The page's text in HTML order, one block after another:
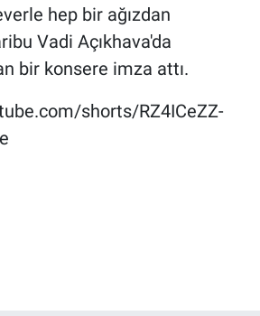
hep bir ağızdan
Vadi Açıkhava'da
bir konsere imza attı.
shorts/RZ4ICeZZ-